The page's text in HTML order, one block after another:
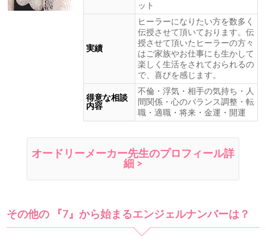
ット
実績
ヒーラーになりたい方を数多く
伝授させて頂いております。伝
授させて頂いたヒーラーの方々
はご家族やお仕事にも生かして
楽しく生活をされておられるの
で、喜びを感じます。
得意な相談
内容
不倫・浮気・相手の気持ち・人
間関係・心のバランス調整・転
職・適職・将来・金運・開運
オードリーメーカー先生のプロフィール詳
細 >
その他の 『7』から始まるエンジェルナンバーは？